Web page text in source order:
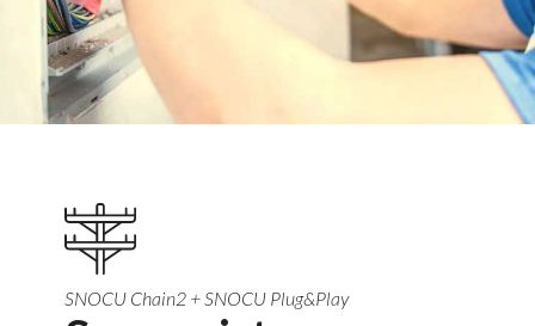
SNOCU Chain2 + SNOCU Plug&Play